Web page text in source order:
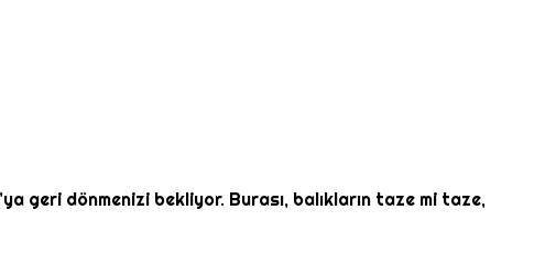
geri dönmenizi bekliyor. Burası, balıkların taze mi taze,